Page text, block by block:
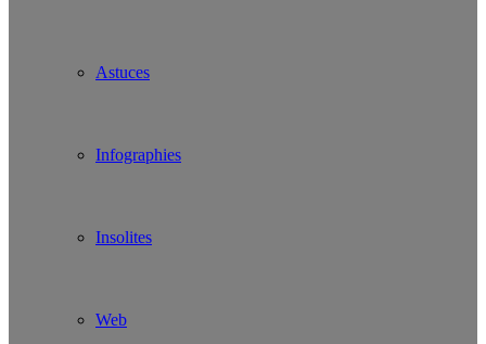
Astuces
Infographies
Insolites
Web